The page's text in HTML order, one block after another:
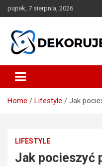
Skip
to
piątek, 7 sierpnia, 2026
dekorujemy-
Home Lifestyle Jak
LIFESTYLE
Jak pocieszyć